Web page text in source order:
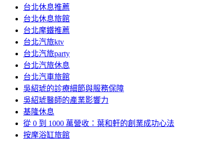
台北休息推薦
台北休息旅館
台北摩鐵推薦
台北汽旅ktv
台北汽旅party
台北汽旅休息
台北汽車旅館
吳紹琥的診療細節與服務保障
吳紹琥醫師的產業影響力
基隆休息
從 0 到 1000 萬營收：葉和軒的創業成功心法
按摩浴缸旅館